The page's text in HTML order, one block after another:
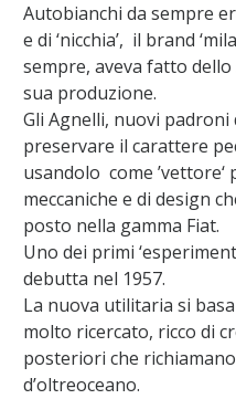
Autobianchi da sempre
e di ‘nicchia’, il brand
sempre, aveva fatto
sua produzione.
Gli Agnelli, nuovi padroni
preservare il carattere
usandolo come
meccaniche e di design
posto nella gamma Fiat.
Uno dei primi
debutta nel 1957.
La nuova utilitaria si basa
molto ricercato, ricco di
posteriori che
d’oltreoceano.